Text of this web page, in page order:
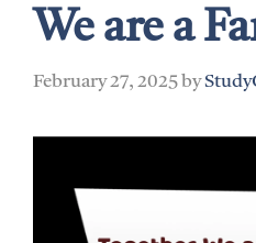
We are a
February 27, 2025 by